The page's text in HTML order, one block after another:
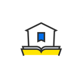
book/
대여